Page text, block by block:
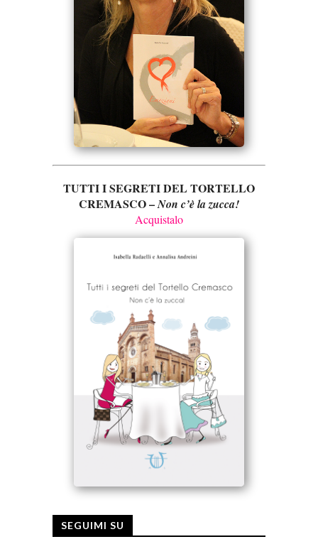
TUTTI I SEGRETI DEL TORTELLO
CREMASCO –Non c’è la zucca!
Acquistalo
SEGUIMI SU